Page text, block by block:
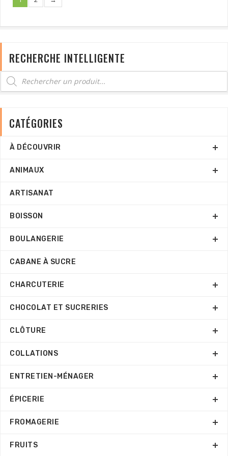
RECHERCHE INTELLIGENTE
CATÉGORIES
À DÉCOUVRIR
ANIMAUX
ARTISANAT
BOISSON
BOULANGERIE
CABANE À SUCRE
CHARCUTERIE
CHOCOLAT ET SUCRERIES
CLÔTURE
COLLATIONS
ENTRETIEN-MÉNAGER
ÉPICERIE
FROMAGERIE
FRUITS